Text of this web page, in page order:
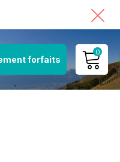
forfaits
0
MON COMPTE